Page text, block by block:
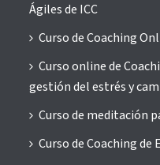
Ágiles de ICC
Curso de Coaching
Curso online de
gestión del estrés y
Curso de meditación
Curso de Coaching de